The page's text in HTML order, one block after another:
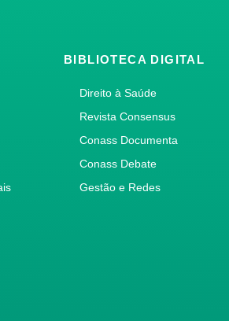
BIBLIOTECA DIGITAL
Direito à Saúde
Revista Consensus
Conass Documenta
Conass Debate
Gestão e Redes